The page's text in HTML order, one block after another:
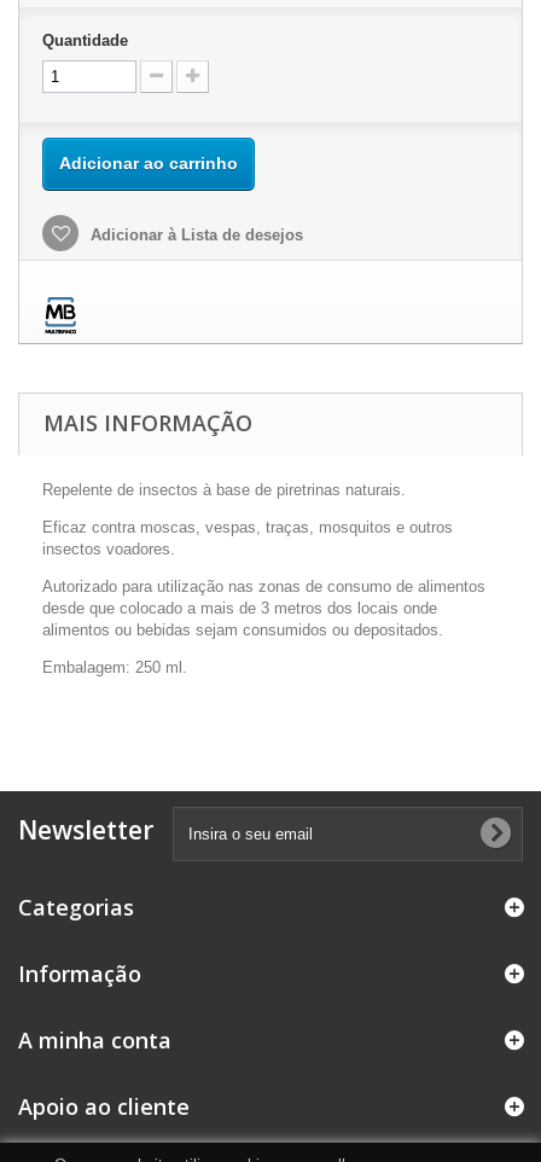
Quantidade
Adicionar ao carrinho
Adicionar à Lista de desejos
MAIS INFORMAÇÃO
Repelente de insectos à base de piretrinas naturais.
Eficaz contra moscas, vespas, traças, mosquitos e outros
insectos voadores.
Autorizado para utilização nas zonas de consumo de alimentos
desde que colocado a mais de 3 metros dos locais onde
alimentos ou bebidas sejam consumidos ou depositados.
Embalagem: 250 ml.
Newsletter
Categorias
Informação
A minha conta
Apoio ao cliente